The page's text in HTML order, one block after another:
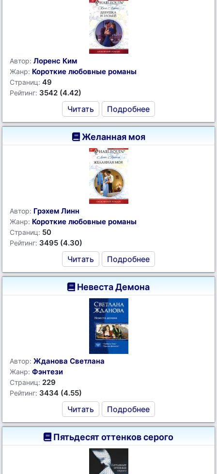
Автор: Лоренс Ким
Жанр: Короткие любовные романы
Страниц: 49
Рейтинг: 3542 (4.42)
Читать Подробнее
Желанная моя
Автор: Грэхем Линн
Жанр: Короткие любовные романы
Страниц: 50
Рейтинг: 3495 (4.30)
Читать Подробнее
Невеста Демона
Автор: Жданова Светлана
Жанр: Фэнтези
Страниц: 229
Рейтинг: 3434 (4.55)
Читать Подробнее
Пятьдесят оттенков серого